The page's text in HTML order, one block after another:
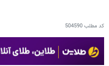
کد مطلب504590